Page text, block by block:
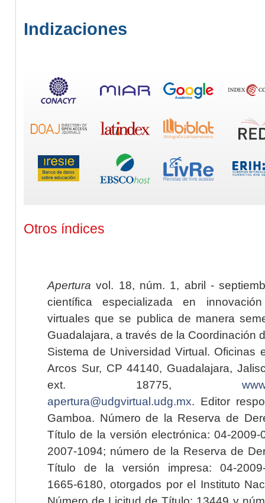
Indizaciones
Otros índices
Apertura vol. 18, núm. 1, abril -
científica especializada en
virtuales que se publica de manera
Guadalajara, a través de la Coordinación
Sistema de Universidad Virtual. Oficinas
Arcos Sur, CP 44140, Guadalajara,
ext. 18775,
apertura@udgvirtual.udg.mx. Editor
Gamboa. Número de la Reserva de
Título de la versión electrónica: 04-2009-
2007-1094; número de la Reserva de
Título de la versión impresa: 04-2009-
1665-6180, otorgados por el Instituto